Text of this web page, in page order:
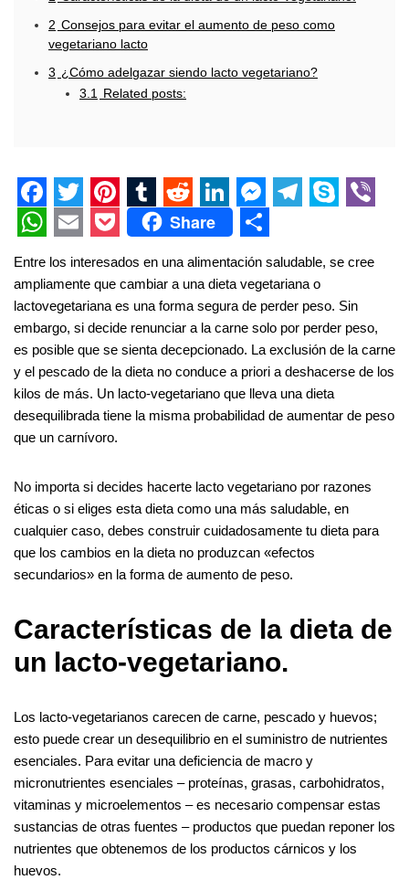
2 Consejos para evitar el aumento de peso como
vegetariano lacto
3 ¿Cómo adelgazar siendo lacto vegetariano?
3.1
Related posts:
F
a
c
e
b
o
o
k
T
w
i
t
t
e
r
P
n
t
e
r
e
s
T
m
b
l
r
R
d
d
i
t
L
n
k
e
d
I
n
M
e
s
s
e
n
g
e
e
l
e
g
r
a
m
k
y
p
e
e
r
W
h
a
t
s
A
p
p
E
m
a
i
l
P
o
c
k
e
t
Share
S
h
a
r
e
Entre los interesados ​​en una alimentación saludable, se cree
ampliamente que cambiar a una dieta vegetariana o
lactovegetariana es una forma segura de perder peso. Sin
embargo, si decide renunciar a la carne solo por perder peso,
es posible que se sienta decepcionado. La exclusión de la carne
y el pescado de la dieta no conduce a priori a deshacerse de los
kilos de más. Un lacto-vegetariano que lleva una dieta
desequilibrada tiene la misma probabilidad de aumentar de peso
que un carnívoro.
No importa si decides hacerte lacto vegetariano por razones
éticas o si eliges esta dieta como una más saludable, en
cualquier caso, debes construir cuidadosamente tu dieta para
que los cambios en la dieta no produzcan «efectos
secundarios» en la forma de aumento de peso.
Características de la dieta de
un lacto-vegetariano.
Los lacto-vegetarianos carecen de carne, pescado y huevos;
esto puede crear un desequilibrio en el suministro de nutrientes
esenciales. Para evitar una deficiencia de macro y
micronutrientes esenciales – proteínas, grasas, carbohidratos,
vitaminas y microelementos – es necesario compensar estas
sustancias de otras fuentes – productos que puedan reponer los
nutrientes que obtenemos de los productos cárnicos y los
huevos.